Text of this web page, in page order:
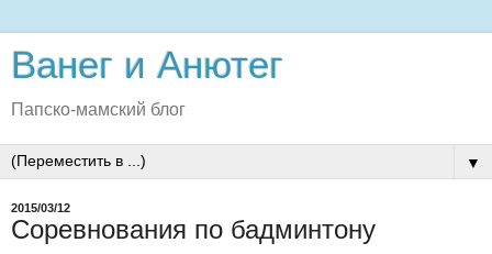
Ванег и Анютег
Папско-мамский блог
▼
2015/03/12
Соревнования по бадминтону